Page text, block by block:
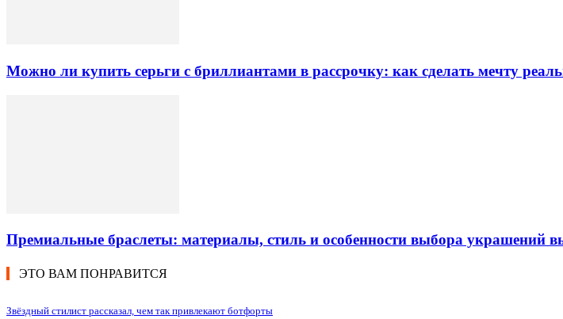
Можно ли купить серьги с бриллиантами в рассрочку: как сделать мечту
Премиальные браслеты: материалы, стиль и особенности выбора украшений
ЭТО ВАМ ПОНРАВИТСЯ
Звёздный стилист рассказал, чем так привлекают ботфорты